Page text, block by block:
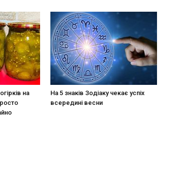
на
На 5 знаків Зодіаку чекає успіх
всередині весни